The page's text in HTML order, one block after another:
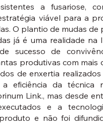
a fusariose,
viável para a
O plantio de mudas de
já é uma realidade na
sucesso de
produtivas com mais
de enxertia
a eficiência da técnica
Link., mas desde
e a
e não foi